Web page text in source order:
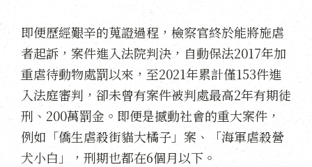
即便歷經艱辛的蒐證過程，檢察官終於能將施虐
者起訴，案件進入法院判決，自動保法2017年加
重虐待動物處罰以來，至2021年累計僅153件進
入法庭審判，卻未曾有案件被判處最高2年有期徒
刑、200萬罰金。即便是撼動社會的重大案件，
例如「僑生虐殺街貓大橘子」案、「海軍虐殺營
犬小白」，刑期也都在6個月以下。